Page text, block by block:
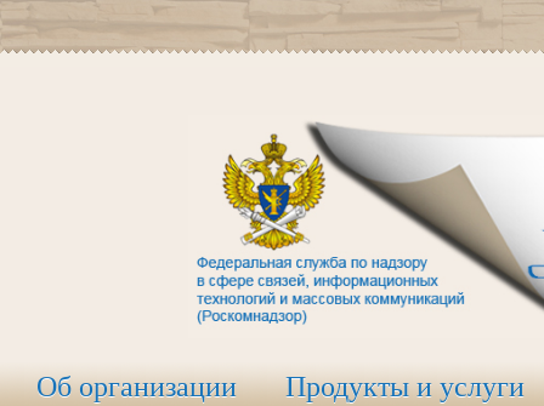
Об организации Продукты и услуги